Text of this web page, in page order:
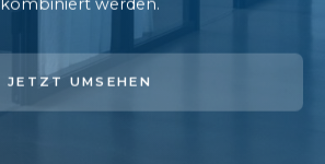
JETZT UMSEHEN